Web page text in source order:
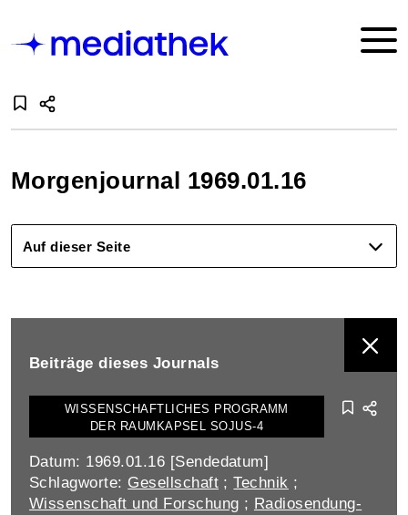
Morgenjournal 1969.01.16
Auf dieser Seite
Beiträge dieses Journals
WISSENSCHAFTLICHES PROGRAMM
DER RAUMKAPSEL SOJUS-4
Datum: 1969.01.16 [Sendedatum]
Schlagworte: Gesellschaft ;Technik ;
Wissenschaft und Forschung ; Radiosendung-